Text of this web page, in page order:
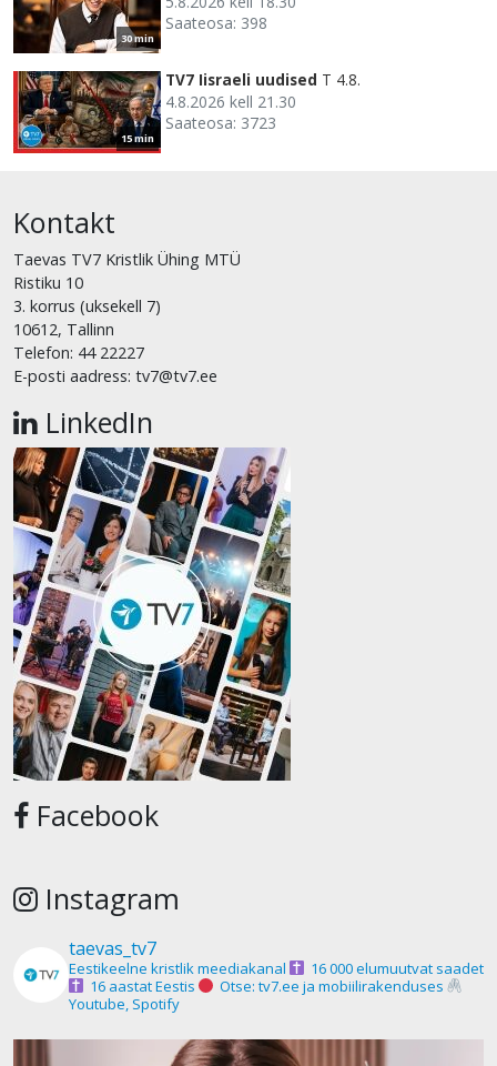
30 min
Saateosa: 398
15 min
TV7 Iisraeli uudised T 4.8.
4.8.2026 kell 21.30
Saateosa: 3723
Kontakt
Taevas TV7 Kristlik Ühing MTÜ
Ristiku 10
3. korrus (uksekell 7)
10612, Tallinn
Telefon: 44 22227
E-posti aadress: tv7@tv7.ee
LinkedIn
Facebook
Instagram
taevas_tv7
Eestikeelne kristlik meediakanal
16 000 elumuutvat saadet
16 aastat Eestis
Otse: tv7.ee ja mobiilirakenduses
Youtube, Spotify